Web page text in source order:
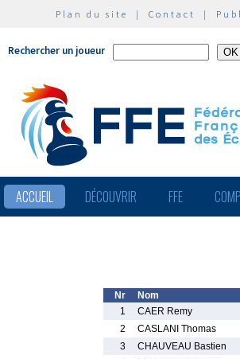
Plan du site | Contact |
Rechercher un joueur
ACCUEIL DÉCOUVRIR FFE
Nr Nom
1
CAER Remy
2
CASLANI Thomas
3
CHAUVEAU Bastien